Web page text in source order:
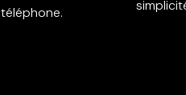
téléphone.